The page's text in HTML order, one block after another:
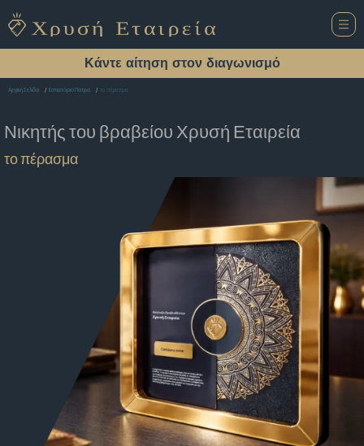
Κάντε αίτηση στον διαγωνισμό
Αρχική Σελίδα Εστιατόριο Πατρα το πέρασμα
Νικητής του βραβείου Χρυσή Εταιρεία
το πέρασμα